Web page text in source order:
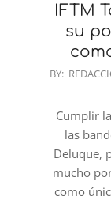
IFTM
su
2025-
26
BY:
Cumplir
las
Deluque,
mucho
como